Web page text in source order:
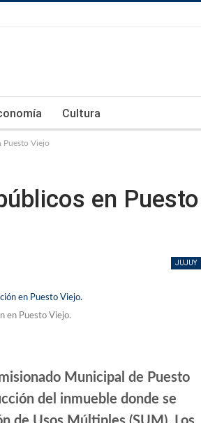
Cultura
Puesto Viejo
en Puesto
JUJUY
en Puesto Viejo.
Municipal de Puesto
del inmueble donde se